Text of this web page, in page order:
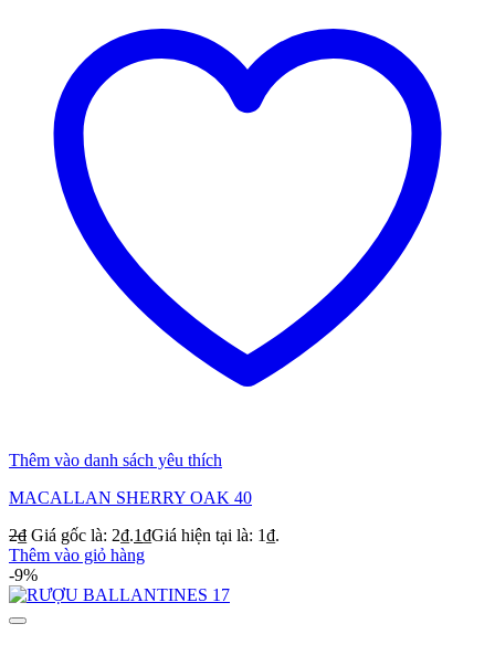
Thêm vào danh sách yêu thích
MACALLAN SHERRY OAK 40
2₫ Giá gốc là: 2₫.1₫Giá hiện tại là: 1₫.
Thêm vào giỏ hàng
-9%